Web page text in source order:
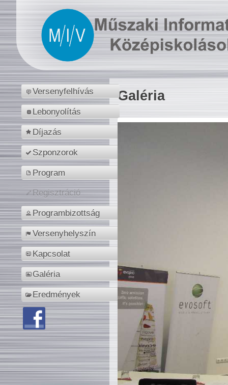
Versenyfelhívás
Lebonyolítás
Díjazás
Szponzorok
Program
Regisztráció
Programbizottság
Versenyhelyszín
Kapcsolat
Galéria
Eredmények
Galéria